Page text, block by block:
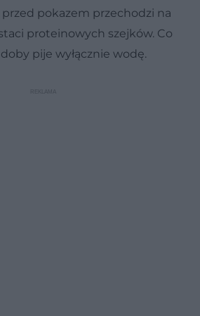
przed pokazem przechodzi na
proteinowych szejków. Co
pije wyłącznie wodę.